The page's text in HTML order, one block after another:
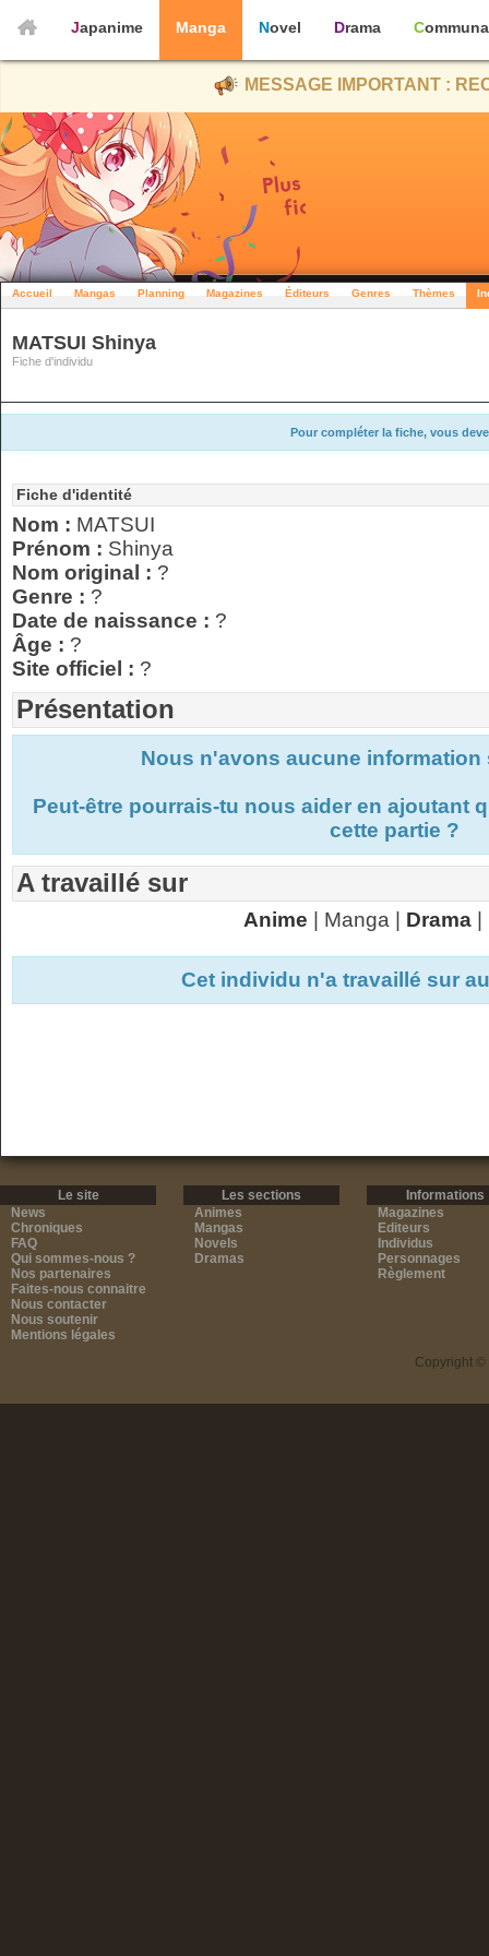
Japanime Manga Novel Drama
MESSAGE IMPORTANT :
Accueil Mangas Planning Magazines Éditeurs Genres Thèmes
MATSUI Shinya
Fiche d'individu
Pour compléter la fiche, vous
Fiche d'identité
Nom : MATSUI
Prénom : Shinya
Nom original : ?
Genre : ?
Date de naissance : ?
Âge : ?
Site officiel : ?
Présentation
Nous n'avons aucune
Peut-être pourrais-tu nous aider en ajoutant
cette partie ?
A travaillé sur
Anime | Manga | Drama|
Cet individu n'a travaillé sur
Le site
News
Chroniques
FAQ
Qui sommes-nous ?
Nos partenaires
Faites-nous connaitre
Nous contacter
Nous soutenir
Mentions légales
Les sections
Animes
Mangas
Novels
Dramas
Informations
Magazines
Editeurs
Individus
Personnages
Règlement
Copyright ©